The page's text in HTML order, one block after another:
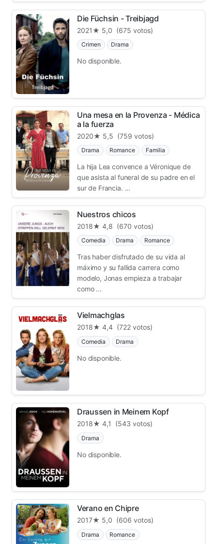
Die Füchsin - Treibjagd
2021★ 5,0 (675 votos)
Crimen Drama
No disponible.
Una mesa en la Provenza - Médica
a la fuerza
2020★ 5,5 (759 votos)
Drama Romance Familia
La hija Lea convence a Véronique de
que asista al funeral de su padre en el
sur de Francia. ...
Nuestros chicos
2018★ 4,8 (670 votos)
Comedia Drama Romance
Tras haber disfrutado de su vida al
máximo y su fallida carrera como
modelo, Jonas empieza a trabajar
como ...
Vielmachglas
2018★ 4,4 (722 votos)
Comedia Drama
No disponible.
Draussen in Meinem Kopf
2018★ 4,1 (543 votos)
Drama
No disponible.
Verano en Chipre
2017★ 5,0 (606 votos)
Drama Romance